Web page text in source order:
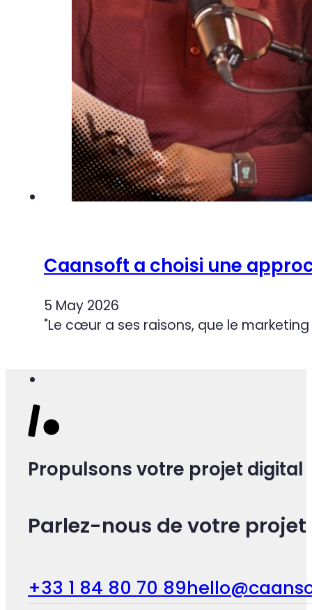
Caansoft a choisi une
5 May 2026
"Le cœur a ses raisons, que le
Propulsons votre projet digital
Parlez-nous de votre projet
+33 1 84 80 70 89